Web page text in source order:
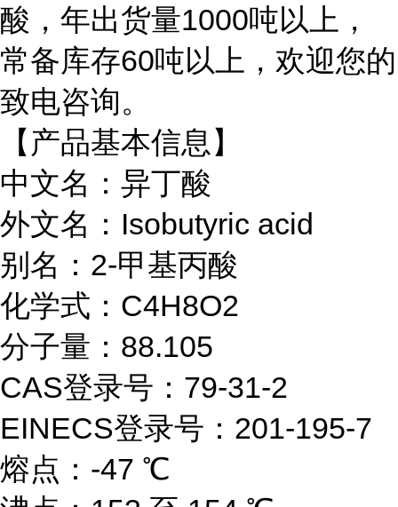
酸，年出货量1000吨以上，
常备库存60吨以上，欢迎您的
致电咨询。
【产品基本信息】
中文名：异丁酸
外文名：Isobutyric acid
别名：2-甲基丙酸
化学式：C4H8O2
分子量：88.105
CAS登录号：79-31-2
EINECS登录号：201-195-7
熔点：-47 ℃